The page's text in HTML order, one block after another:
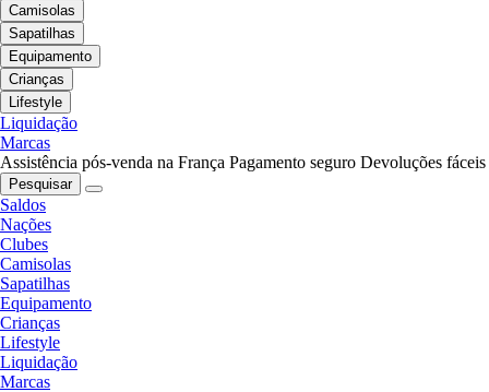
Camisolas
Sapatilhas
Equipamento
Crianças
Lifestyle
Liquidação
Marcas
Assistência pós-venda na França Pagamento seguro Devoluções fáceis
Pesquisar
Saldos
Nações
Clubes
Camisolas
Sapatilhas
Equipamento
Crianças
Lifestyle
Liquidação
Marcas